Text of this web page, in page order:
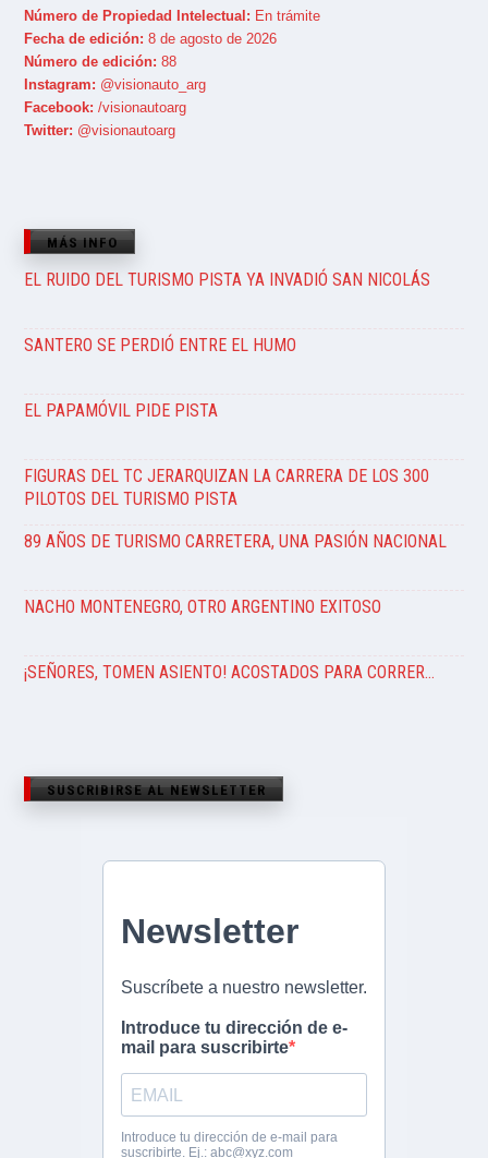
Número de Propiedad Intelectual: En trámite
Fecha de edición: 8 de agosto de 2026
Número de edición: 88
Instagram: @visionauto_arg
Facebook: /visionautoarg
Twitter: @visionautoarg
MÁS INFO
EL RUIDO DEL TURISMO PISTA YA INVADIÓ SAN NICOLÁS
SANTERO SE PERDIÓ ENTRE EL HUMO
EL PAPAMÓVIL PIDE PISTA
FIGURAS DEL TC JERARQUIZAN LA CARRERA DE LOS 300
PILOTOS DEL TURISMO PISTA
89 AÑOS DE TURISMO CARRETERA, UNA PASIÓN NACIONAL
NACHO MONTENEGRO, OTRO ARGENTINO EXITOSO
¡SEÑORES, TOMEN ASIENTO! ACOSTADOS PARA CORRER…
SUSCRIBIRSE AL NEWSLETTER